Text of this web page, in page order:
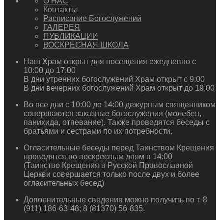
Контакты
Расписание Богослужений
ГАЛЕРЕЯ
ПУБЛИКАЦИИ
ВОСКРЕСНАЯ ШКОЛА
Наш Храм открыт для посещения ежедневно с
10:00 до 17:00
В дни утренних богослужений Храм открыт с 9:00
В дни вечерних богослужений Храм открыт до 19:00
Во все дни с 10:00 до 14:00 дежурным священником
совершаются заказные богослужения (молебен,
панихида, отпевание). Также проводятся беседы с
братьями и сестрами по их потребности.
Огласительные беседы перед Таинством Крещения
проводятся по воскресным дням в 14:00
(Таинство Крещения в Русской Православной
Церкви совершается только после двух и более
огласительных бесед)
Дополнительные сведения можно получить по т. 8
(911) 186-63-48; 8 (81370) 56-835.